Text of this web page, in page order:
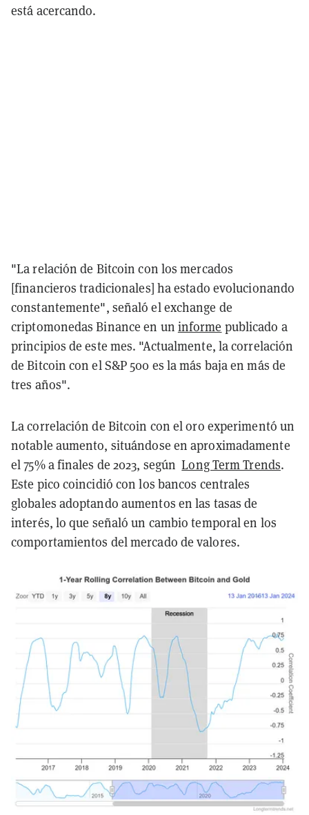
está acercando.
"La relación de Bitcoin con los mercados
[financieros tradicionales] ha estado evolucionando
constantemente", señaló el exchange de
criptomonedas Binance en un informe publicado a
principios de este mes. "Actualmente, la correlación
de Bitcoin con el S&P 500 es la más baja en más de
tres años".
La correlación de Bitcoin con el oro experimentó un
notable aumento, situándose en aproximadamente
el 75% a finales de 2023, segúnLong Term Trends.
Este pico coincidió con los bancos centrales
globales adoptando aumentos en las tasas de
interés, lo que señaló un cambio temporal en los
comportamientos del mercado de valores.